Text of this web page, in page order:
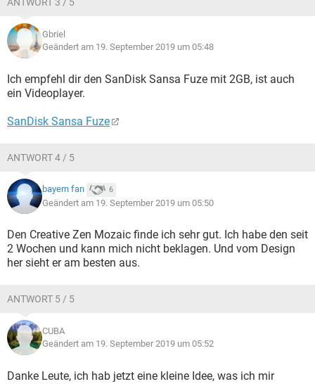
Gbriel
Geändert am 19. September 2019 um 05:48
Ich empfehl dir den SanDisk Sansa Fuze mit 2GB, ist auch
ein Videoplayer.
SanDisk Sansa Fuze
ANTWORT 4 / 5
bayern fan 6
Geändert am 19. September 2019 um 05:50
Den Creative Zen Mozaic finde ich sehr gut. Ich habe den seit
2 Wochen und kann mich nicht beklagen. Und vom Design
her sieht er am besten aus.
ANTWORT 5 / 5
CUBA
Geändert am 19. September 2019 um 05:52
Danke Leute, ich hab jetzt eine kleine Idee, was ich mir